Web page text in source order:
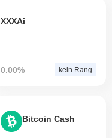
XXXAi
0.00% kein Rang
Bitcoin Cash